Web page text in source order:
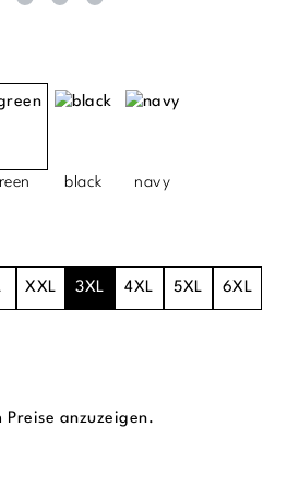
black navy
XXL 3XL 4XL 5XL 6XL
Preise anzuzeigen.